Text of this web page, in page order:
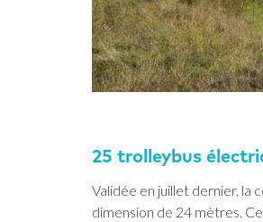
25 trolleybus
Validée en juillet dernier, la
dimension de 24 mètres.